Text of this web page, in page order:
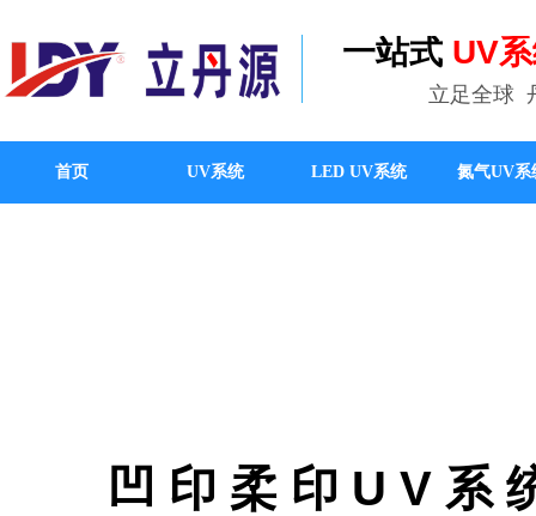
一站式 UV
立足全球
首页 UV系统 LED UV系统 氮气UV系
凹 印 柔 印 U V 系